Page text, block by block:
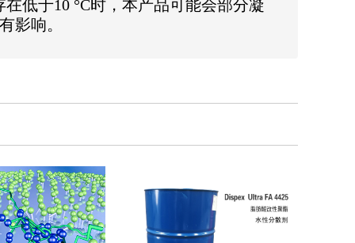
低于10 °C时，本产品可能会部分凝
影响。